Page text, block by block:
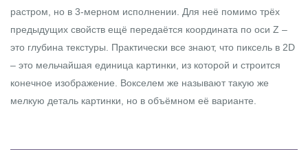
растром, но в 3-мерном исполнении. Для неё помимо трёх
предыдущих свойств ещё передаётся координата по оси Z –
это глубина текстуры. Практически все знают, что пиксель в 2D
– это мельчайшая единица картинки, из которой и строится
конечное изображение. Вокселем же называют такую же
мелкую деталь картинки, но в объёмном её варианте.